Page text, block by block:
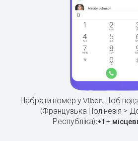
Набрати номер у Viber.Щоб
(Французька Полінезія >
Республіка):+1 +